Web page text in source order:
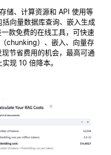
储、计算资源和 API 使用等
向量数据库查询、嵌入生成
一款免费的在线工具，可快速
chunking）、嵌入、向量存
节省费用的机会，最高可通
现 10 倍降本。